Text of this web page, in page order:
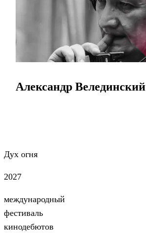
Александр Велединский
Дух огня
2027
международный
фестиваль
кинодебютов